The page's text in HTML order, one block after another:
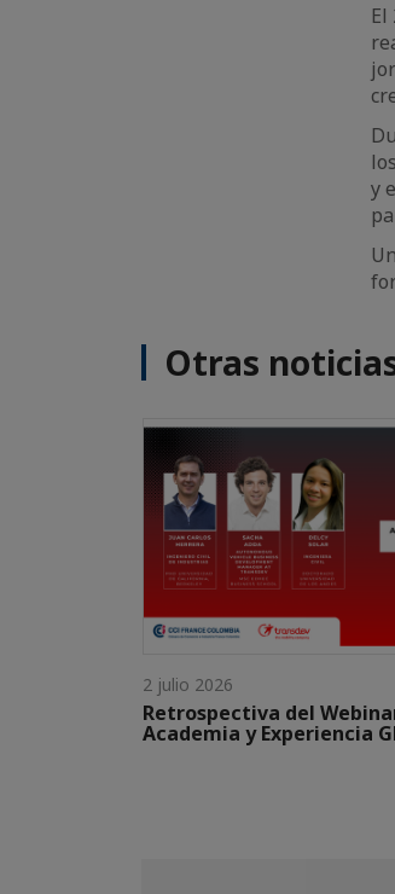
El
y
Otras
2 julio 2026
Retrospectiva del
Academia y Experiencia